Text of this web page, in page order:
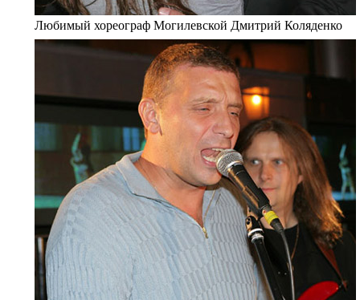
Любимый хореограф Могилевской Дмитрий Коляденко